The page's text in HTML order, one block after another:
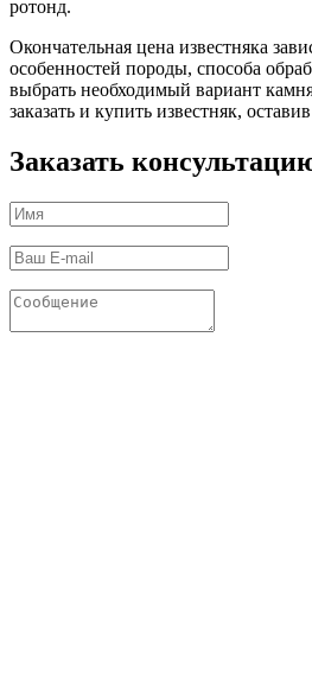
ротонд.
Окончательная цена известняка
особенностей породы, способа
выбрать необходимый вариант
заказать и купить известняк,
Заказать